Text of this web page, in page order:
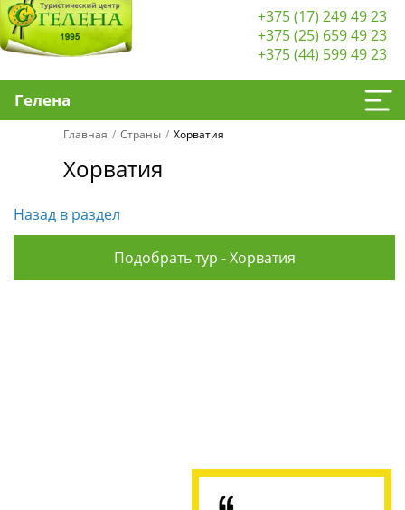
+375 (17) 249 49 23
+375 (25) 659 49 23
+375 (44) 599 49 23
Гелена
Главная Страны Хорватия
Хорватия
Назад в раздел
Подобрать тур - Хорватия